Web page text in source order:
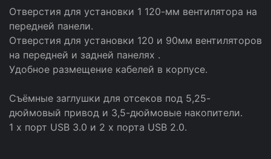
Отверстия для установки 1 120-мм вентилятора на
передней панели.
Отверстия для установки 120 и 90мм вентиляторов
на передней и задней панелях .
Удобное размещение кабелей в корпусе.
Съёмные заглушки для отсеков под 5,25-
дюймовый привод и 3,5-дюймовые накопители.
1 х порт USB 3.0 и 2 х порта USB 2.0.